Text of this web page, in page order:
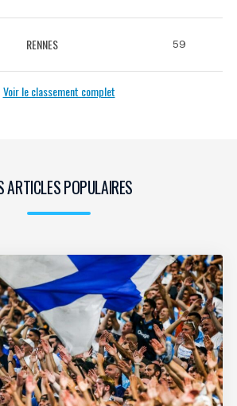
RENNES 59
Voir le classement complet
ARTICLES POPULAIRES